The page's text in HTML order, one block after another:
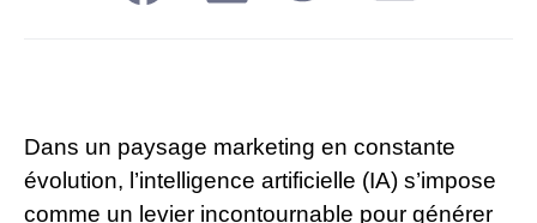
Dans un paysage marketing en constante
évolution, l’intelligence artificielle (IA) s’impose
comme un levier incontournable pour générer